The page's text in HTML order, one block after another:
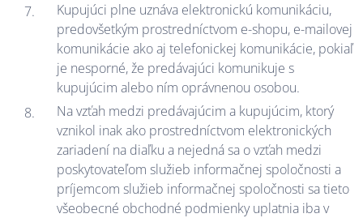
Kupujúci plne uznáva elektronickú komunikáciu,
predovšetkým prostredníctvom e-shopu, e-mailovej
komunikácie ako aj telefonickej komunikácie, pokiaľ
je nesporné, že predávajúci komunikuje s
kupujúcim alebo ním oprávnenou osobou.
Na vzťah medzi predávajúcim a kupujúcim, ktorý
vznikol inak ako prostredníctvom elektronických
zariadení na diaľku a nejedná sa o vzťah medzi
poskytovateľom služieb informačnej spoločnosti a
príjemcom služieb informačnej spoločnosti sa tieto
všeobecné obchodné podmienky uplatnia iba v